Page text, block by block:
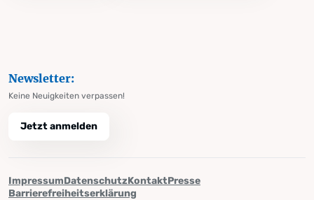
Newsletter:
Keine Neuigkeiten verpassen!
Jetzt anmelden
ImpressumDatenschutzKontaktPresse
Barrierefreiheitserklärung